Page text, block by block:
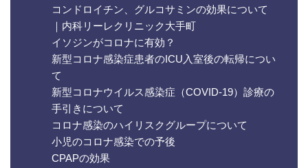
コンドロイチン、グルコサミンの効果について
｜内科リーレクリニック大手町
イソジンがコロナに有効？
新型コロナ感染症患者のICU入室後の転帰につい
て
新型コロナウイルス感染症（COVID-19）診療の
手引きについて
コロナ感染のハイリスクグループについて
小児のコロナ感染での予後
CPAPの効果